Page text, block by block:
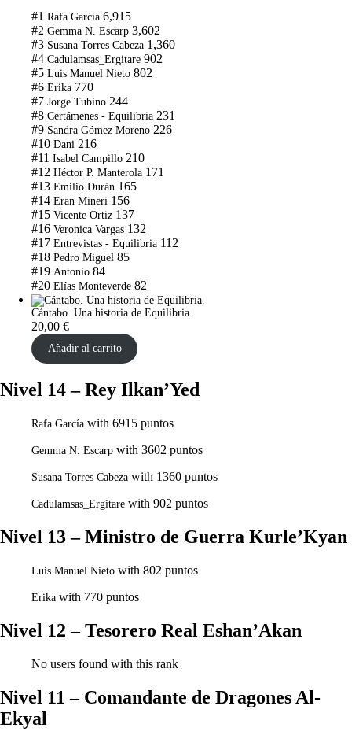
#1 Rafa García 6,915
#2 Gemma N. Escarp 3,602
#3 Susana Torres Cabeza 1,360
#4 Cadulamsas_Ergitare 902
#5 Luis Manuel Nieto 802
#6 Erika 770
#7 Jorge Tubino 244
#8 Certámenes - Equilibria 231
#9 Sandra Gómez Moreno 226
#10 Dani 216
#11 Isabel Campillo 210
#12 Héctor P. Manterola 171
#13 Emilio Durán 165
#14 Eran Mineri 156
#15 Vicente Ortiz 137
#16 Veronica Vargas 132
#17 Entrevistas - Equilibria 112
#18 Pedro Miguel 85
#19 Antonio 84
#20 Elías Monteverde 82
Cántabo. Una historia de Equilibria.
20,00 €
Añadir al carrito
Nivel 14 – Rey Ilkan’Yed
Rafa García with 6915 puntos
Gemma N. Escarp with 3602 puntos
Susana Torres Cabeza with 1360 puntos
Cadulamsas_Ergitare with 902 puntos
Nivel 13 – Ministro de Guerra Kurle’Kyan
Luis Manuel Nieto with 802 puntos
Erika with 770 puntos
Nivel 12 – Tesorero Real Eshan’Akan
No users found with this rank
Nivel 11 – Comandante de Dragones Al-
Ekyal